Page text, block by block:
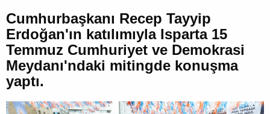
Cumhurbaşkanı Recep Tayyip
Erdoğan'ın katılımıyla Isparta 15
Temmuz Cumhuriyet ve Demokrasi
Meydanı'ndaki mitingde konuşma
yaptı.